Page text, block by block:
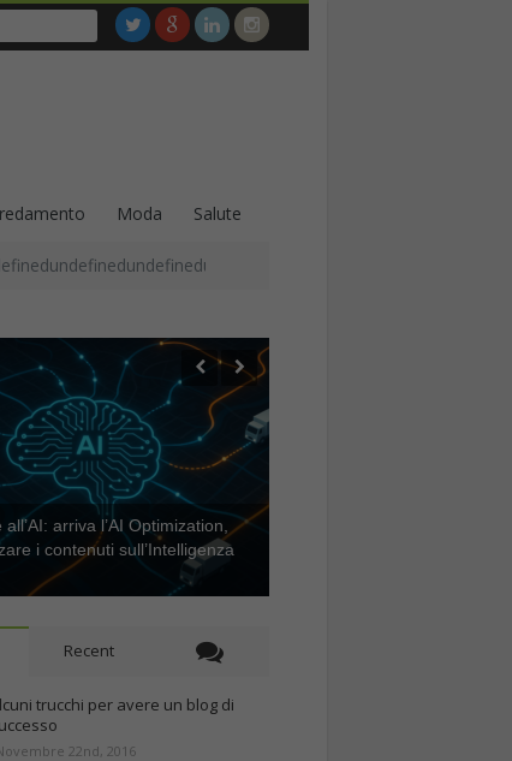
Moda Salute
arriva l’AI Optimization,
i contenuti sull’Intelligenza
Recent
trucchi per avere un blog di
22nd, 2016